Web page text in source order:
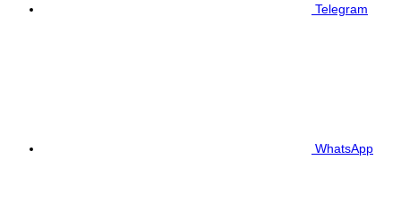
Telegram
WhatsApp